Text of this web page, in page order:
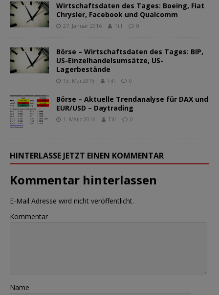
Wirtschaftsdaten des Tages: Boeing, Fiat
Chrysler, Facebook und Qualcomm
27. Januar 2016 Till 0
Börse – Wirtschaftsdaten des Tages: BIP,
US-Einzelhandelsumsätze, US-
Lagerbestände
13. Mai 2016 Till 0
Börse – Aktuelle Trendanalyse für DAX und
EUR/USD – Daytrading
1. März 2016 Till 0
HINTERLASSE JETZT EINEN KOMMENTAR
Kommentar hinterlassen
E-Mail Adresse wird nicht veröffentlicht.
Kommentar
Name